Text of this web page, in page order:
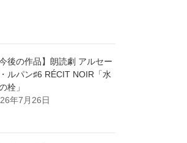
今後の作品】朗読劇 アルセー
ルパン♯6 RÉCIT NOIR「水
栓」
年7月26日